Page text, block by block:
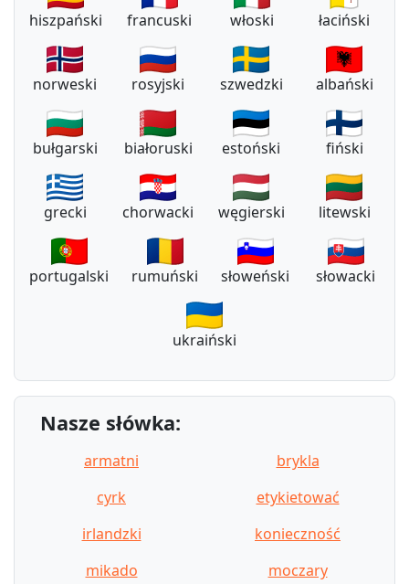
hiszpański francuski włoski łaciński
norweski rosyjski szwedzki albański
bułgarski białoruski estoński fiński
grecki chorwacki węgierski litewski
portugalski rumuński słoweński słowacki
ukraiński
Nasze słówka:
armatni
brykla
cyrk
etykietować
irlandzki
konieczność
mikado
moczary